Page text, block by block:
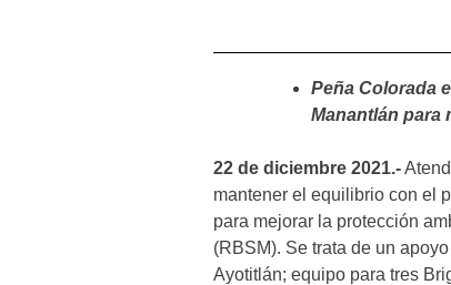
Peña Colorada
Manantlán para
22 de diciembre 2021.-
mantener el equilibrio con el
para mejorar la protección
(RBSM). Se trata de un
Ayotitlán; equipo para tres